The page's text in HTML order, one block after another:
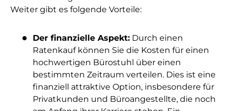
Weiter gibt es folgende Vorteile:
Der finanzielle Aspekt: Durch einen
Ratenkauf können Sie die Kosten für einen
hochwertigen Bürostuhl über einen
bestimmten Zeitraum verteilen. Dies ist eine
finanziell attraktive Option, insbesondere für
Privatkunden und Büroangestellte, die noch